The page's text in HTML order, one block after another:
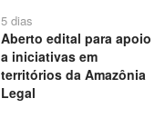
5 dias
Aberto edital para apoio
a iniciativas em
territórios da Amazônia
Legal